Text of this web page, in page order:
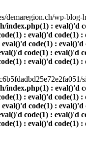
demaregion.ch/wp-
index.php(1) :
: eval()'d
code(1) :
code(1) :
: eval()'d code(1)
index.php(1) :
: eval()'d
code(1) :
code(1) :
: eval()'d code(1)